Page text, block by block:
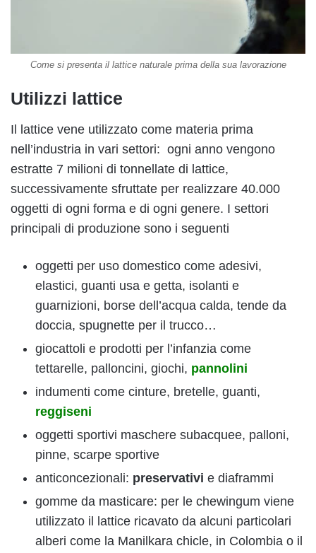
Come si presenta il lattice naturale prima della sua lavorazione
Utilizzi lattice
Il lattice vene utilizzato come materia prima
nell’industria in vari settori: ogni anno vengono
estratte 7 milioni di tonnellate di lattice,
successivamente sfruttate per realizzare 40.000
oggetti di ogni forma e di ogni genere. I settori
principali di produzione sono i seguenti
oggetti per uso domestico come adesivi,
elastici, guanti usa e getta, isolanti e
guarnizioni, borse dell’acqua calda, tende da
doccia, spugnette per il trucco…
giocattoli e prodotti per l’infanzia come
tettarelle, palloncini, giochi, pannolini
indumenti come cinture, bretelle, guanti,
reggiseni
oggetti sportivi maschere subacquee, palloni,
pinne, scarpe sportive
anticoncezionali: preservativi e diaframmi
gomme da masticare: per le chewingum viene
utilizzato il lattice ricavato da alcuni particolari
alberi come la Manilkara chicle, in Colombia o il